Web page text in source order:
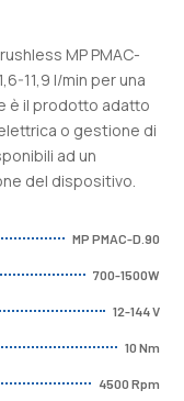
MP PMAC-
11,9 l/min per una
è il prodotto adatto
o gestione di
ad un
del dispositivo.
MP PMAC-D.90
700-1500W
12-144 V
10 Nm
4500 Rpm